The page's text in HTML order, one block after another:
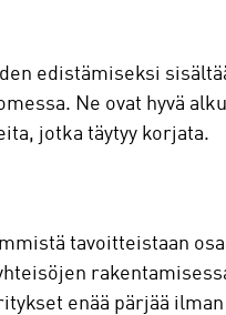
edistämiseksi
Ne ovat hyvä
jotka täytyy korjata.
tavoitteistaan
enää pärjää